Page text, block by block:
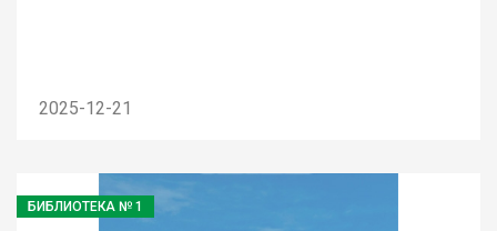
2025-12-21
БИБЛИОТЕКА № 1